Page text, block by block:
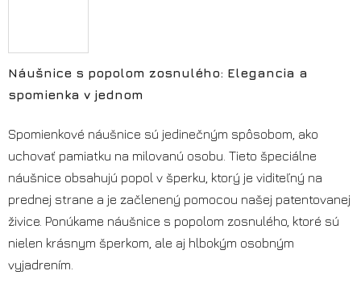
Náušnice s popolom zosnulého: Elegancia a
spomienka v jednom
Spomienkové náušnice sú jedinečným spôsobom, ako
uchovať pamiatku na milovanú osobu. Tieto špeciálne
náušnice obsahujú popol v šperku, ktorý je viditeľný na
prednej strane a je začlenený pomocou našej patentovanej
živice. Ponúkame náušnice s popolom zosnulého, ktoré sú
nielen krásnym šperkom, ale aj hlbokým osobným
vyjadrením.